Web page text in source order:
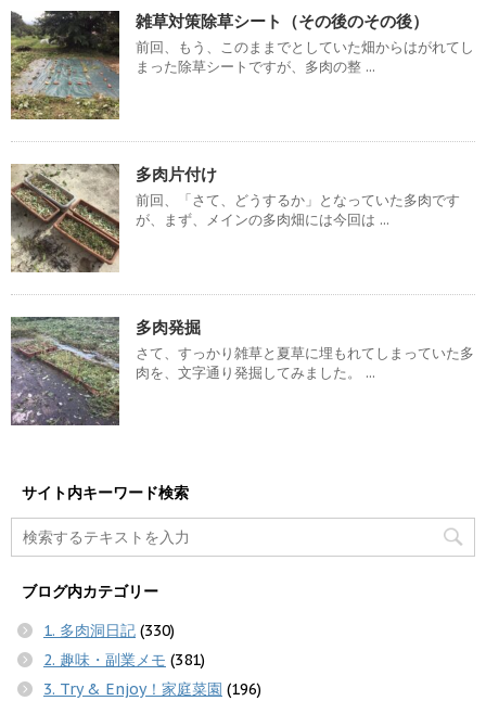
雑草対策除草シート（その後のその後）
前回、もう、このままでとしていた畑からはがれてし
まった除草シートですが、多肉の整 ...
多肉片付け
前回、「さて、どうするか」となっていた多肉です
が、まず、メインの多肉畑には今回は ...
多肉発掘
さて、すっかり雑草と夏草に埋もれてしまっていた多
肉を、文字通り発掘してみました。 ...
サイト内キーワード検索
ブログ内カテゴリー
1. 多肉洞日記 (330)
2. 趣味・副業メモ (381)
3. Try & Enjoy！家庭菜園 (196)